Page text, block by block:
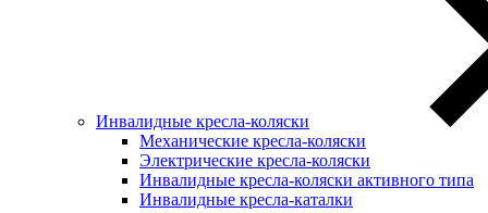
Инвалидные кресла-коляски
Механические кресла-коляски
Электрические кресла-коляски
Инвалидные кресла-коляски активного типа
Инвалидные кресла-каталки